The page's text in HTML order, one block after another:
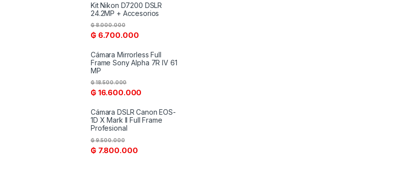
Kit Nikon D7200 DSLR
24.2MP + Accesorios
₲6.700.000
₲8.000.000
Cámara Mirrorless Full
Frame Sony Alpha 7R IV 61
MP
₲16.600.000
₲18.500.000
Cámara DSLR Canon EOS-
1D X Mark II Full Frame
Profesional
₲7.800.000
₲9.500.000